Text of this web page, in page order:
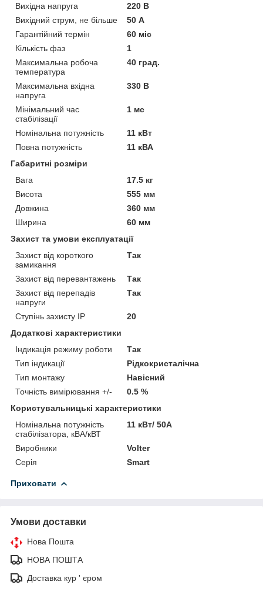
Вихідна напруга
220 В
Вихідний струм, не більше
50 А
Гарантійний термін
60 міс
Кількість фаз
1
Максимальна робоча
температура
40 град.
Максимальна вхідна
напруга
330 В
Мінімальний час
стабілізації
1 мс
Номінальна потужність
11 кВт
Повна потужність
11 кВА
Габаритні розміри
Вага
17.5 кг
Висота
555 мм
Довжина
360 мм
Ширина
60 мм
Захист та умови експлуатації
Захист від короткого
замикання
Так
Захист від перевантажень
Так
Захист від перепадів
напруги
Так
Ступінь захисту IP
20
Додаткові характеристики
Індикація режиму роботи
Так
Тип індикації
Рідкокристалічна
Тип монтажу
Навісний
Точність вимірювання +/-
0.5 %
Користувальницькі характеристики
Номінальна потужність
стабілізатора, кВА/кВТ
11 кВт/ 50А
Виробники
Volter
Серія
Smart
Приховати
Умови доставки
Нова Пошта
НОВА ПОШТА
Доставка кур ' єром